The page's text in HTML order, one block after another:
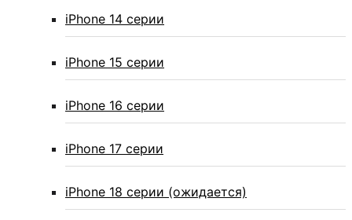
iPhone 14 серии
iPhone 15 серии
iPhone 16 серии
iPhone 17 серии
iPhone 18 серии (ожидается)